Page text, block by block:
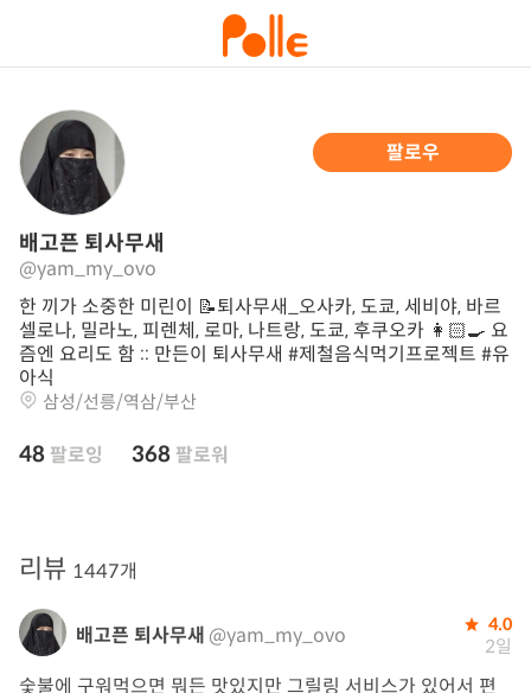
팔로우
배고픈 퇴사무새
@yam_my_ovo
한 끼가 소중한 미린이 📝퇴사무새_오사카, 도쿄, 세비야, 바르
셀로나, 밀라노, 피렌체, 로마, 나트랑, 도쿄, 후쿠오카 👩🏻‍🍳 요
즘엔 요리도 함 :: 만든이 퇴사무새 #제철음식먹기프로젝트 #유
아식
삼성/선릉/역삼/부산
48 팔로잉 368 팔로워
리뷰 1447개
배고픈 퇴사무새 @yam_my_ovo 4.0
2일
숯불에 구워먹으면 뭐든 맛있지만 그릴링 서비스가 있어서 편